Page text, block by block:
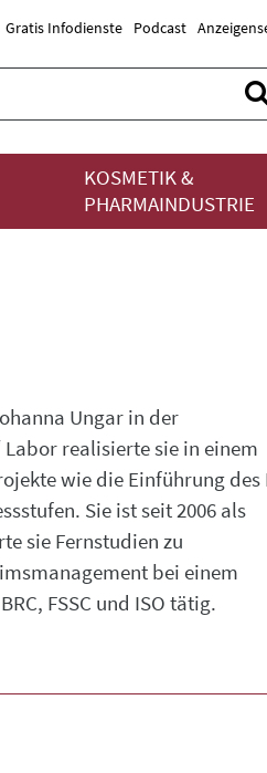
Gratis Infodienste Podcast
KOSMETIK &
PHARMAINDUSTRIE
Ungar in der
realisierte sie in einem
wie die Einführung des
Sie ist seit 2006 als
sie Fernstudien zu
bei einem
FSSC und ISO tätig.